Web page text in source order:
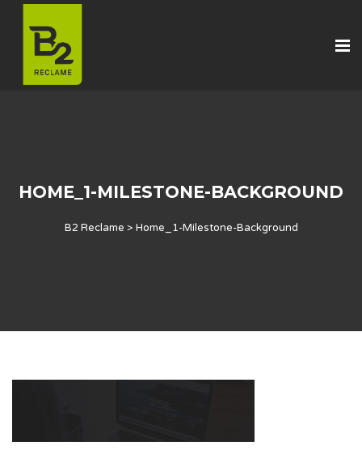
HOME_1-MILESTONE-BACKGROUND
B2 Reclame > Home_1-Milestone-Background